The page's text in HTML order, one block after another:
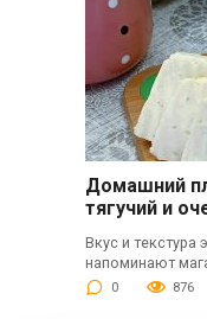
Домашний
тягучий и
Вкус и
напоминают
0 876